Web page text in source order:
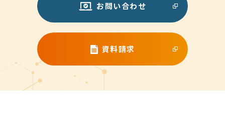
お問い合わせ
資料請求